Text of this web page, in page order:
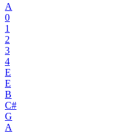
A
0
1
2
3
4
E
E
B
C#
G
A